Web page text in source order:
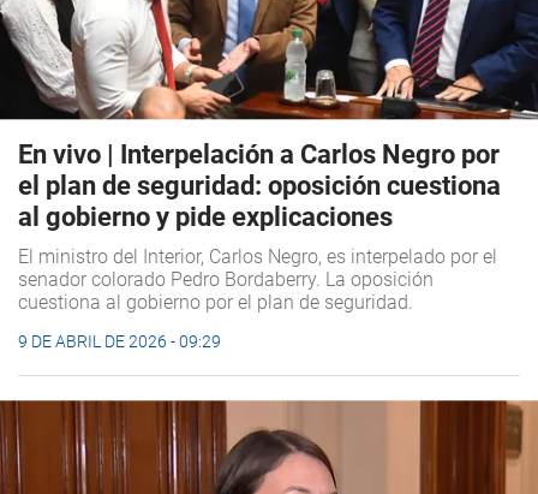
En vivo | Interpelación a Carlos Negro por
el plan de seguridad: oposición cuestiona
al gobierno y pide explicaciones
El ministro del Interior, Carlos Negro, es interpelado por el
senador colorado Pedro Bordaberry. La oposición
cuestiona al gobierno por el plan de seguridad.
9 DE ABRIL DE 2026 - 09:29